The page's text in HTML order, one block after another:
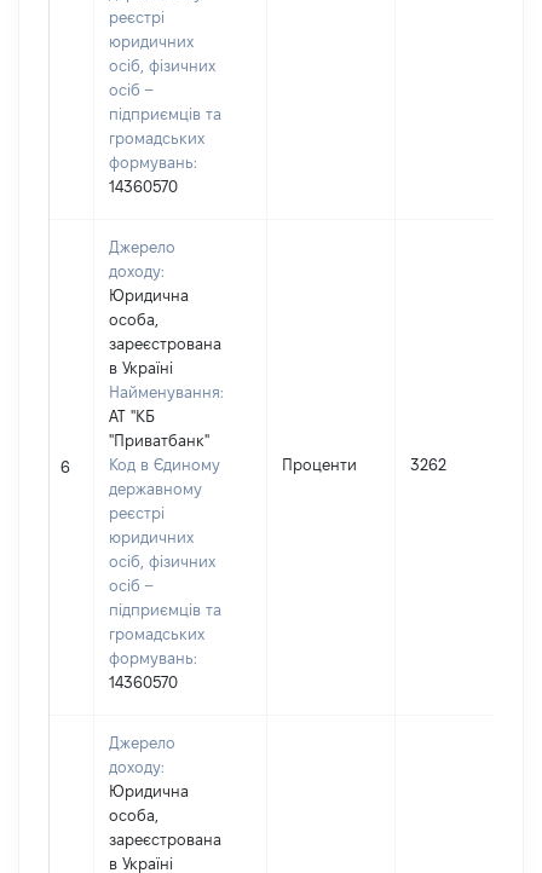
реєстрі
юридичних
осіб, фізичних
осіб –
підприємців та
громадських
формувань:
14360570
6
Джерело
доходу:
Юридична
особа,
зареєстрована
в Україні
Найменування:
АТ "КБ
"Приватбанк"
Код в Єдиному
державному
реєстрі
юридичних
осіб, фізичних
осіб –
підприємців та
громадських
формувань:
14360570
Проценти 3262
Джерело
доходу:
Юридична
особа,
зареєстрована
в Україні